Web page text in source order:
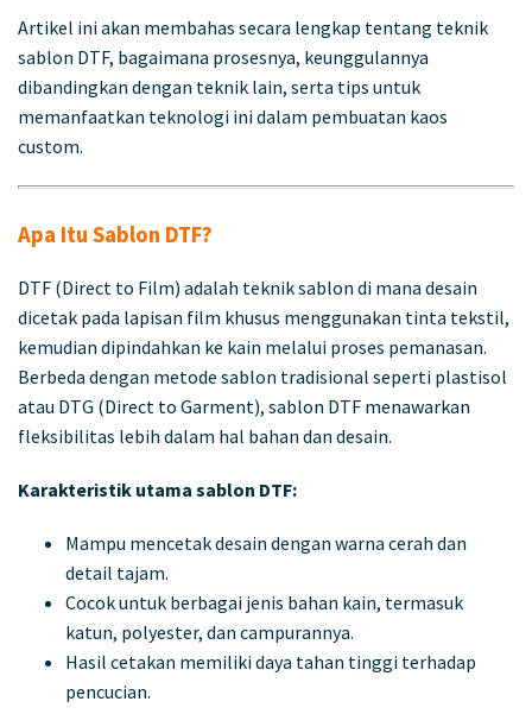
Artikel ini akan membahas secara lengkap tentang teknik
sablon DTF, bagaimana prosesnya, keunggulannya
dibandingkan dengan teknik lain, serta tips untuk
memanfaatkan teknologi ini dalam pembuatan kaos
custom.
Apa Itu Sablon DTF?
DTF (Direct to Film) adalah teknik sablon di mana desain
dicetak pada lapisan film khusus menggunakan tinta tekstil,
kemudian dipindahkan ke kain melalui proses pemanasan.
Berbeda dengan metode sablon tradisional seperti plastisol
atau DTG (Direct to Garment), sablon DTF menawarkan
fleksibilitas lebih dalam hal bahan dan desain.
Karakteristik utama sablon DTF:
Mampu mencetak desain dengan warna cerah dan
detail tajam.
Cocok untuk berbagai jenis bahan kain, termasuk
katun, polyester, dan campurannya.
Hasil cetakan memiliki daya tahan tinggi terhadap
pencucian.